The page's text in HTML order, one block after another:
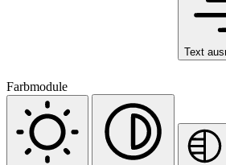
Text
Farbmodule